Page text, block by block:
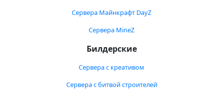
Сервера Майнкрафт DayZ
Сервера MineZ
Билдерские
Сервера с креативом
Сервера с битвой строителей